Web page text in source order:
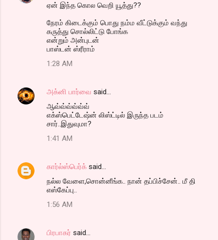
ஏன் இந்த கொல வெறி யூத்து??
நேரம் கிடைக்கும் பொது நம்ம வீட்டுக்கும் வந்து
கருத்து சொல்லிட்டு போங்க
என்றும் அன்புடன்
பாஸ்டன் ஸ்ரீராம்
1:28 AM
அக்னி பார்வை said…
ஆவ்வ்வ்வ்வ்வ்
எக்ஸ்பெட்டேஷ்ன் லிஸ்ட்டில் இருந்த படம்
சார்..இதுவுமா?
1:41 AM
கார்ல்ஸ்பெர்க் said…
நல்ல வேளை,சொன்னீங்க.. நான் தப்பிச்சேன்.. மீ தி
எஸ்கேப்பு..
1:56 AM
பிரபாகர் said…